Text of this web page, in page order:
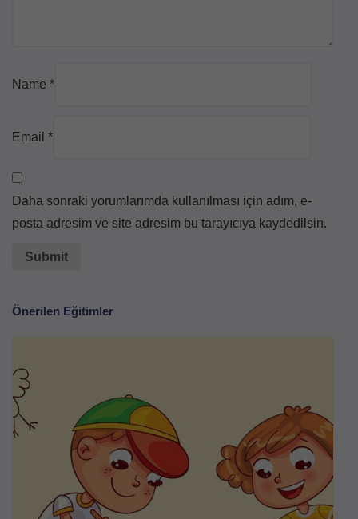
Name *
Email *
Daha sonraki yorumlarımda kullanılması için adım, e-
posta adresim ve site adresim bu tarayıcıya kaydedilsin.
Önerilen Eğitimler